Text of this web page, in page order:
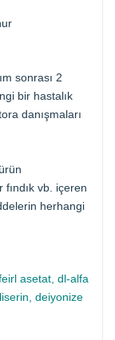
sonrası 2
bir hastalık
danışmaları
vb. içeren
herhangi
asetat, dl-alfa
deiyonize